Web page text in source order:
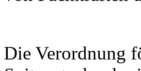
Die Verordnung